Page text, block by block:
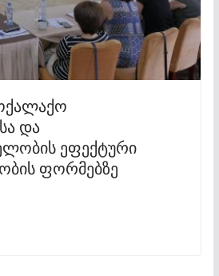
და
ეფექტური
ფორმებზე